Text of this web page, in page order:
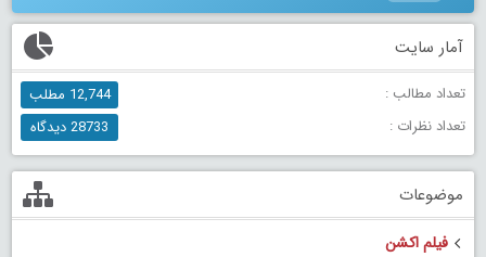
آمار سایت
تعداد مطالب :
12,744 مطلب
تعداد نظرات :
28733 دیدگاه
موضوعات
فیلم اکشن